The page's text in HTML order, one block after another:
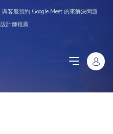
與客服預約 Google Meet 的來解決問題
設計師推薦